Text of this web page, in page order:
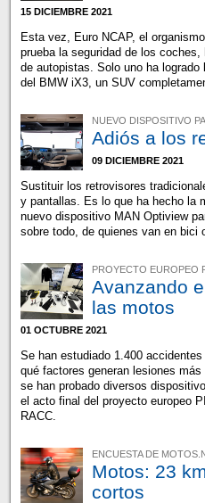
15 DICIEMBRE 2021
Esta vez, Euro NCAP, el
prueba la seguridad de los
de autopistas. Solo uno ha
del BMW iX3, un SUV
NUEVO DISPOSITIVO
Adiós a los
09 DICIEMBRE 2021
Sustituir los retrovisores
y pantallas. Es lo que ha hecho la
nuevo dispositivo MAN Optiview
sobre todo, de quienes van en bici
PROYECTO EUROPEO
Avanzando
las motos
01 OCTUBRE 2021
Se han estudiado 1.400
qué factores generan lesiones
se han probado diversos
el acto final del proyecto europeo
RACC.
ENCUESTA DE
Motos: 23
cortos